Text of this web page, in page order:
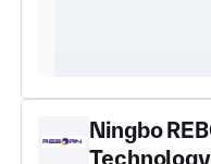
Ningbo